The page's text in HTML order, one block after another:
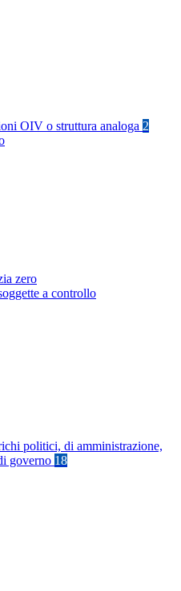
OIV o struttura analoga 2
zero
a controllo
politici, di amministrazione,
governo 18